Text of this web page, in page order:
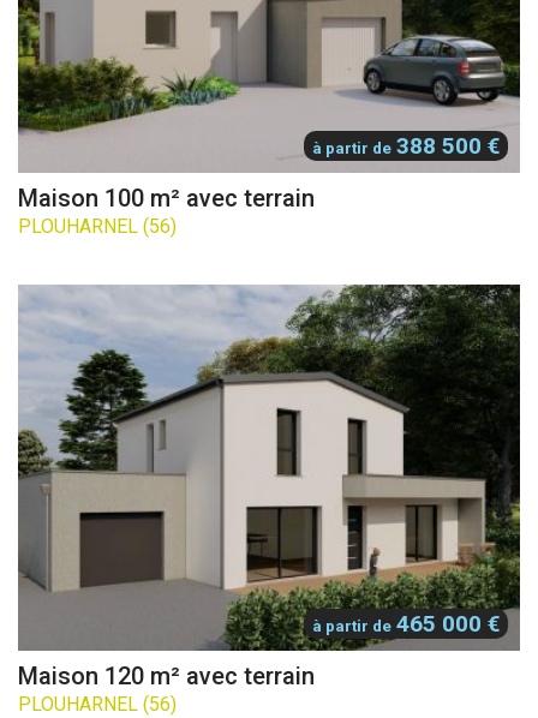
à partir de 388 500 €
Maison 100 m² avec terrain
PLOUHARNEL (56)
à partir de 465 000 €
Maison 120 m² avec terrain
PLOUHARNEL (56)